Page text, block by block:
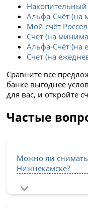
Накопительный
Альфа-Счёт (на
Мой счёт
Счет (на
Альфа-Счёт (на
Счет (на
Сравните все
банке выгоднее
для вас, и откройте
Частые
Можно ли снимать
Нижнекамске?